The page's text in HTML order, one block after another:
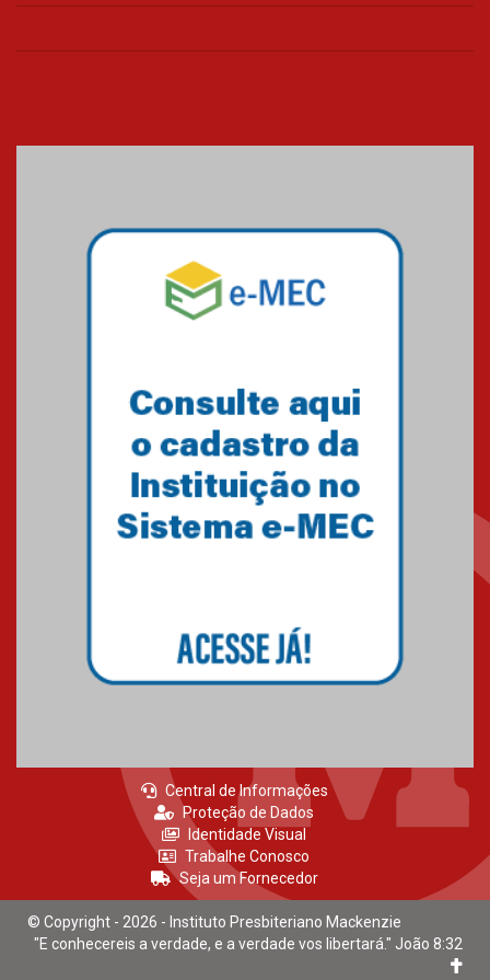
Mackenzie mobiliza campanha
solidária para apoiar famílias em
Minas Gerais
Primeiro culto do ano ressalta o
27.02.2026
Central de Informações
Proteção de Dados
Identidade Visual
Trabalhe Conosco
Seja um Fornecedor
© Copyright - 2026 - Instituto Presbiteriano Mackenzie
"E conhecereis a verdade, e a verdade vos libertará." João 8:32